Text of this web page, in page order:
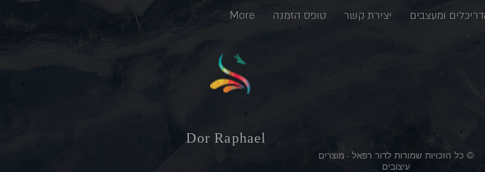
ומעצבים יצירת קשר טופס הזמנה More
DorRaphael
© כל הזכויות שמורות לדור רפאל - מוצרים
עיצובים